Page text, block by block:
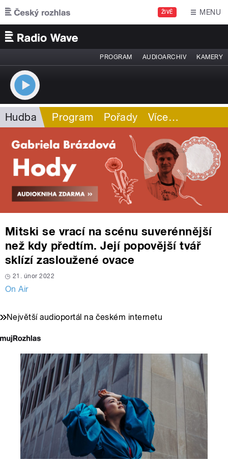
Přejít k hlavnímu obsahu
ŽIVĚ MENU
PROGRAM AUDIOARCHIV KAMERY
Hudba Program Pořady Více…
Mitski se vrací na scénu suverénnější
než kdy předtím. Její popovější tvář
sklízí zasloužené ovace
21. únor 2022
On Air
Největší audioportál na českém internetu